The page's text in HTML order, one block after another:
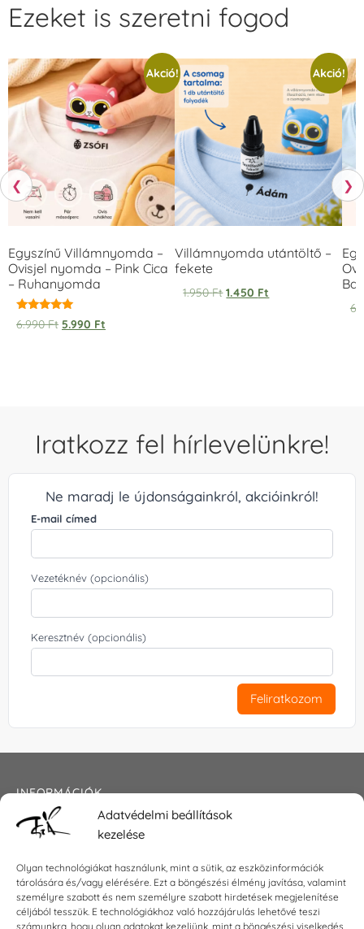
Adatvédelmi beállítások
kezelése
Olyan technológiákat használunk, mint a sütik, az eszközinformációk
tárolására és/vagy elérésére. Ezt a böngészési élmény javítása, valamint
személyre szabott és nem személyre szabott hirdetések megjelenítése
céljából tesszük. E technológiákhoz való hozzájárulás lehetővé teszi
számunkra, hogy olyan adatokat kezeljünk, mint a böngészési viselkedés
❮
Ezeket is szeretni fogod
Akció!
Egyszínű Villámnyomda –
Ovisjel nyomda – Pink Cica
– Ruhanyomda
Értékelés:
5.00
6.990Ft 5.990 Ft
Akció!
Villámnyomda utántöltő –
fekete
1.950Ft 1.450 Ft
❯
Iratkozz fel hírlevelünkre!
Ne maradj le újdonságainkról, akcióinkról!
E-mail címed
Vezetéknév (opcionális)
Keresztnév (opcionális)
Feliratkozom
INFORMÁCIÓK
Általános szerződési feltételek
Impresszum